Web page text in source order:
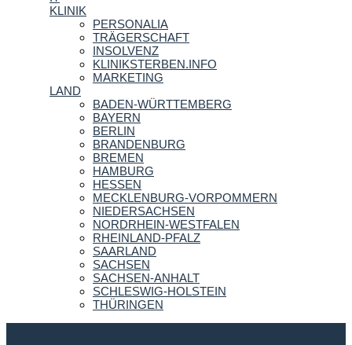
KLINIK
PERSONALIA
TRÄGERSCHAFT
INSOLVENZ
KLINIKSTERBEN.INFO
MARKETING
LAND
BADEN-WÜRTTEMBERG
BAYERN
BERLIN
BRANDENBURG
BREMEN
HAMBURG
HESSEN
MECKLENBURG-VORPOMMERN
NIEDERSACHSEN
NORDRHEIN-WESTFALEN
RHEINLAND-PFALZ
SAARLAND
SACHSEN
SACHSEN-ANHALT
SCHLESWIG-HOLSTEIN
THÜRINGEN